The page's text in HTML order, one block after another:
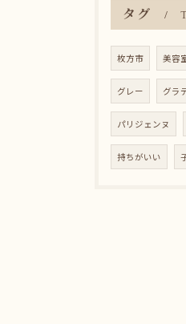
タグ
枚方市 美容
グレー グラ
パリジェンヌ
持ちがいい